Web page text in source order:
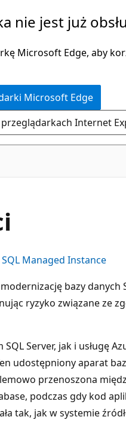
nie jest już
Microsoft Edge, aby
Microsoft Edge
Internet
Managed Instance
bazy danych
ryzyko związane ze
Server, jak i usługę
udostępniony aparat
przenoszona
podczas gdy kod
tak, jak w systemie